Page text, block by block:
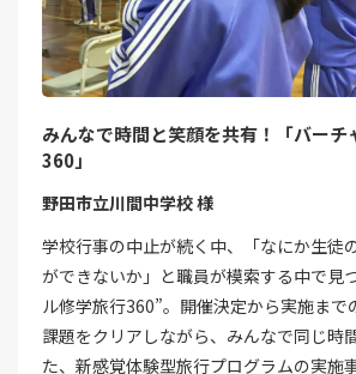
みんなで時間と笑顔を共有！「バーチ
360」
野田市立川間中学校 様
学校行事の中止が続く中、「なにか生徒
ができないか」と職員が模索する中で見
ル修学旅行360”。開催決定から実施まで
課題をクリアしながら、みんなで同じ時
た、新感覚体験型旅行プログラムの実施